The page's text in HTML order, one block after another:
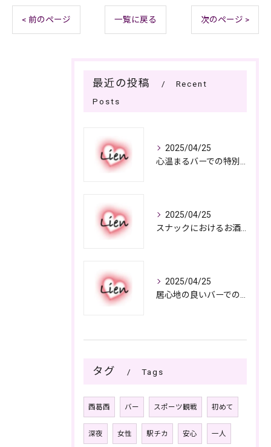
< 前のページ 一覧に戻る 次のページ >
最近の投稿
Recent
Posts
2025/04/25
2025/04/25
2025/04/25
タグ Tags
西葛西 バー スポーツ観戦 初めて
深夜 女性 駅チカ 安心 一人